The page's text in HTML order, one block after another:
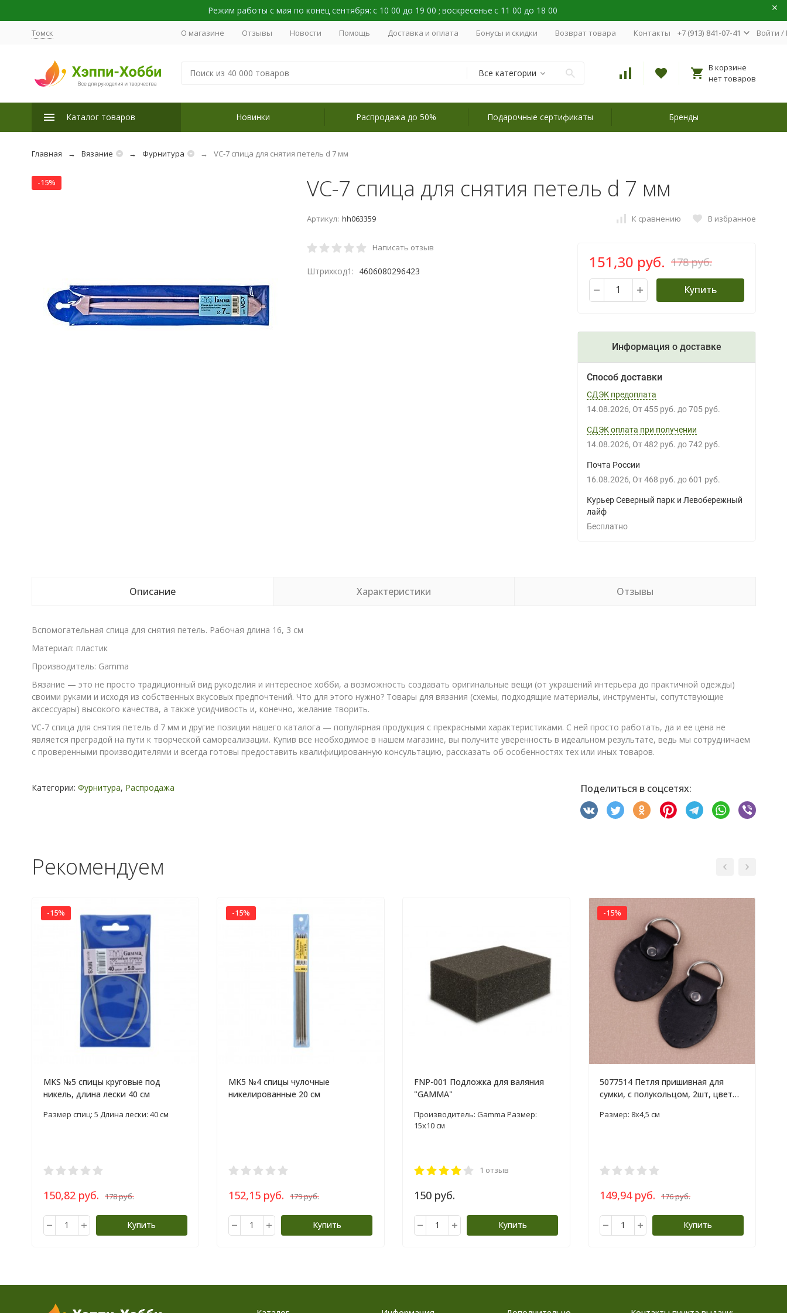
Режим работы с мая по конец сентября: с 10 00 до 19 00 ; воскресенье с 11 00 до 18 00
Томск О магазине Отзывы Новости Помощь Доставка и оплата Бонусы и скидки Возврат товара Контакты +7 (913) 841-07-41 Войти /
Все категории
В корзине
нет товаров
Каталог товаров Новинки Распродажа до 50% Подарочные сертификаты Бренды
Главная Вязание Фурнитура VC-7 спица для снятия петель d 7 мм
-15% VC-7 спица для снятия петель d 7 мм
Артикул: hh063359 К сравнению В избранное
Написать отзыв
Штрихкод1: 4606080296423 151,30 руб. 178 руб.
Купить
Информация о доставке
Способ доставки
СДЭК предоплата
14.08.2026 От 455 руб. до 705 руб.
СДЭК оплата при получении
14.08.2026 От 482 руб. до 742 руб.
Почта России
16.08.2026 От 468 руб. до 601 руб.
Курьер Северный парк и Левобережный
лайф
Бесплатно
Описание Характеристики Отзывы
Вспомогательная спица для снятия петель. Рабочая длина 16, 3 см
Материал: пластик
Производитель: Gamma
Вязание — это не просто традиционный вид рукоделия и интересное хобби, а возможность создавать оригинальные вещи (от украшений интерьера до практичной одежды)
своими руками и исходя из собственных вкусовых предпочтений. Что для этого нужно? Товары для вязания (схемы, подходящие материалы, инструменты, сопутствующие
аксессуары) высокого качества, а также усидчивость и, конечно, желание творить.
VC-7 спица для снятия петель d 7 мм и другие позиции нашего каталога — популярная продукция с прекрасными характеристиками. С ней просто работать, да и ее цена не
является преградой на пути к творческой самореализации. Купив все необходимое в нашем магазине, вы получите уверенность в идеальном результате, ведь мы сотрудничаем
с проверенными производителями и всегда готовы предоставить квалифицированную консультацию, рассказать об особенностях тех или иных товаров.
Категории: Фурнитура, Распродажа Поделиться в соцсетях:
Рекомендуем
-15%
MKS №5 спицы круговые под
никель, длина лески 40 см
Размер спиц: 5 Длина лески: 40 см
150,82 руб. 178 руб.
Купить
-15%
MK5 №4 спицы чулочные
никелированные 20 см
152,15 руб. 179 руб.
Купить
FNP-001 Подложка для валяния
"GAMMA"
Производитель: Gamma Размер:
15x10 см
1 отзыв
150 руб.
Купить
-15%
5077514 Петля пришивная для
сумки, с полукольцом, 2шт, цвет
Размер: 8х4,5 см
149,94 руб. 176 руб.
Купить